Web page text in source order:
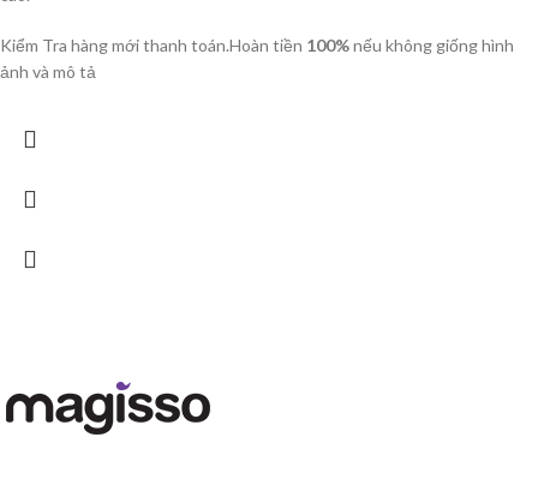
Kiểm Tra hàng mới thanh toán.Hoàn tiền 100%nếu không giống hình
ảnh và mô tả